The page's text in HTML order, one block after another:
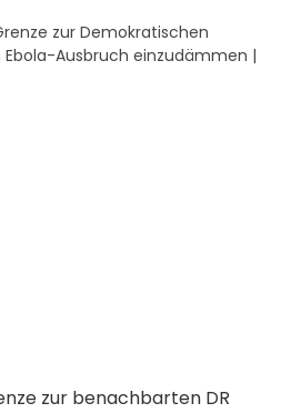
zur benachbarten DR